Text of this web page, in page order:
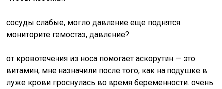
сосуды слабые, могло давление еще поднятся.
мониторите гемостаз, давление?
от кровотечения из носа помогает аскорутин — это
витамин, мне назначили после того, как на подушке в
луже крови проснулась во время беременности. очень